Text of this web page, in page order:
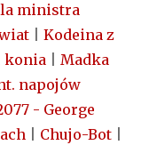
ministra
Kodeina z
konia
Madka
napojów
- George
Chujo-Bot